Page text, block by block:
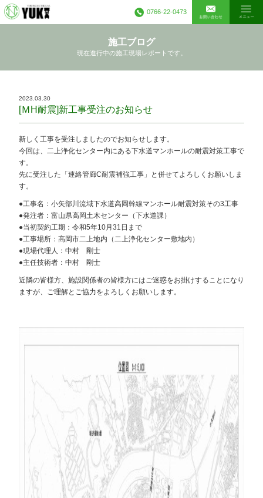
0766-22-0473
施工ブログ
現在進行中の施工現場レポートです。
2023.03.30
[ＭH耐震]新工事受注のお知らせ
新しく工事を受注しましたのでお知らせします。
今回は、二上浄化センター内にある下水道マンホールの耐震対策工事で
す。
先に受注した「連絡管廊C耐震補強工事」と併せてよろしくお願いしま
す。
●工事名：小矢部川流域下水道高岡幹線マンホール耐震対策その3工事
●発注者：富山県高岡土木センター（下水道課）
●当初契約工期：令和5年10月31日まで
●工事場所：高岡市二上地内（二上浄化センター敷地内）
●現場代理人：中村 剛士
●主任技術者：中村 剛士
近隣の皆様方、施設関係者の皆様方にはご迷惑をお掛けすることになり
ますが、ご理解とご協力をよろしくお願いします。